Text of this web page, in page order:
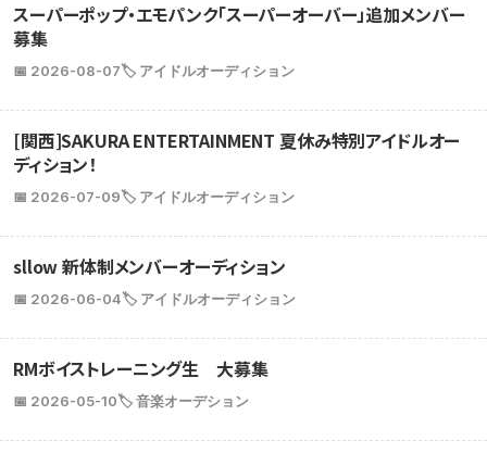
スーパーポップ・エモパンク「スーパーオーバー」追加メンバー
募集
📅 2026-08-07🏷️ アイドルオーディション
[関西]SAKURA ENTERTAINMENT 夏休み特別アイドルオー
ディション！
📅 2026-07-09🏷️ アイドルオーディション
sllow 新体制メンバーオーディション
📅 2026-06-04🏷️ アイドルオーディション
RMボイストレーニング生 大募集
📅 2026-05-10🏷️ 音楽オーデション